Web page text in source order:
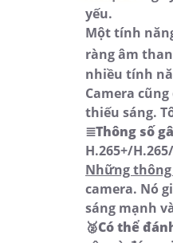
yếu.
Một tính
ràng âm
nhiều tính
Camera
thiếu sáng.
≣Thông số
H.265+/
Những
camera. Nó
sáng mạnh
🥈️Có thể